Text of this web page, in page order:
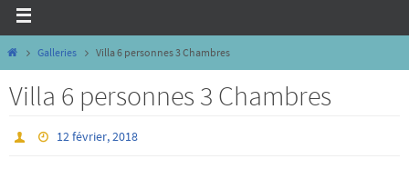
HomeGalleries Villa 6 personnes 3 Chambres
Villa 6 personnes 3 Chambres
12 février, 2018